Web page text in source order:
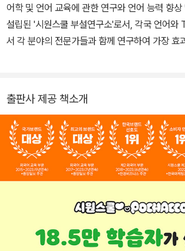
어학 및 언어 교육에 관한 연구와 언어 능력 향
설립된 '시원스쿨 부설연구소'로서, 각국 언어
서 각 분야의 전문가들과 함께 연구하여 가장 효
출판사 제공 책소개